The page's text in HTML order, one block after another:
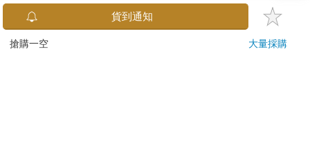
已拆封之個人衛生用品。（如：內衣褲、刮鬍刀、除毛
若非上列種類商品，均享有到貨7天的猶豫期（含例假
貨到通知
搶購一空 大量採購